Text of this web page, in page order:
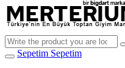
Sepetim Sepetim